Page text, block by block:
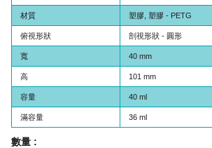
材質 塑膠, 塑膠 - PETG
俯視形狀 剖視形狀 - 圓形
寬 40 mm
高 101 mm
容量 40 ml
滿容量 36 ml
數量 :